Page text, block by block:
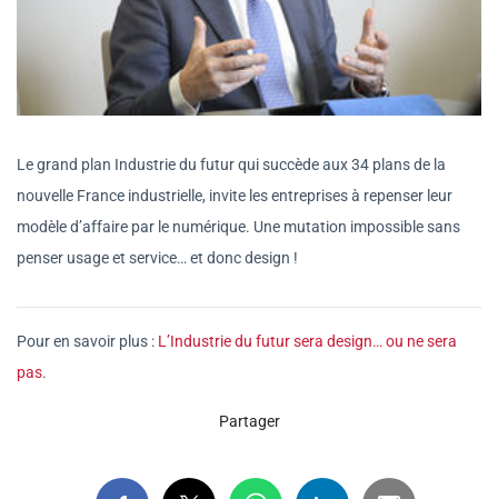
Le grand plan Industrie du futur qui succède aux 34 plans de la
nouvelle France industrielle, invite les entreprises à repenser leur
modèle d’affaire par le numérique. Une mutation impossible sans
penser usage et service… et donc design !
Pour en savoir plus : L’Industrie du futur sera design… ou ne sera
pas.
Partager